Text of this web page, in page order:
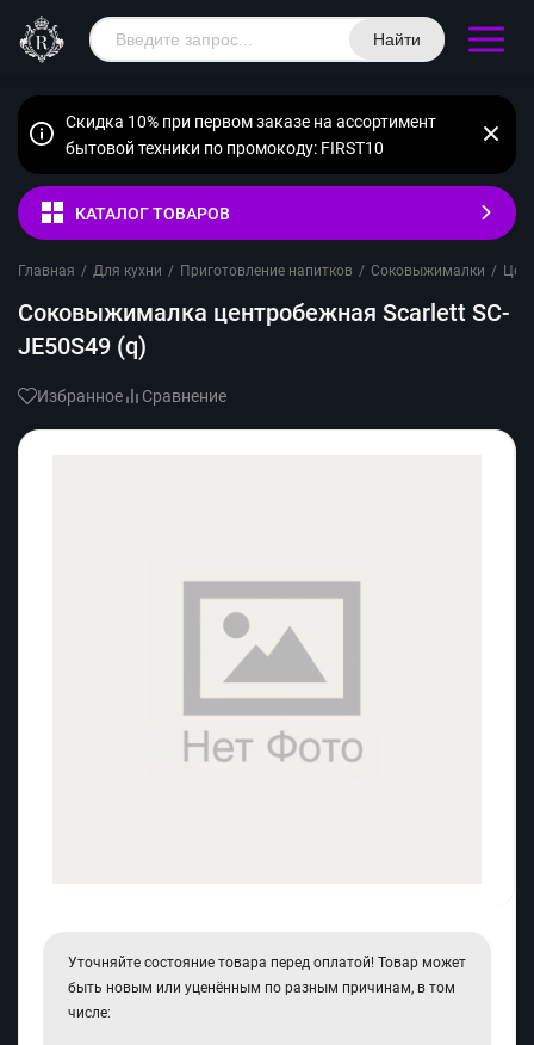
Найти
Скидка 10% при первом заказе на ассортимент
бытовой техники по промокоду: FIRST10
КАТАЛОГ ТОВАРОВ
Главная / Для кухни / Приготовление напитков / Соковыжималки /
Соковыжималка центробежная Scarlett SC-
JE50S49 (q)
Избранное Сравнение
Уточняйте состояние товара перед оплатой! Товар может
быть новым или уценённым по разным причинам, в том
числе: